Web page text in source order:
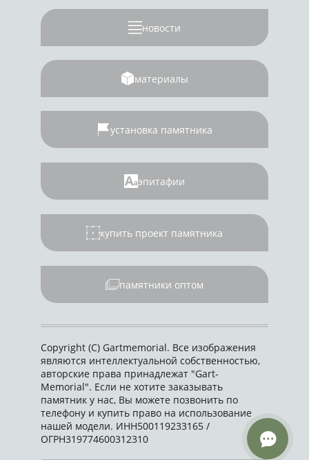
новости
материалы
установка памятника
эпитафии
купить проект памятника
памятники оптом
Copyright (C) Gartmemorial. Все изображения
являются интеллектуальной собственностью,
авторские права принадлежат "Gart-
Memorial". Если не хотите заказывать
памятник у нас, Вы можете позвонить по
телефону и купить право на использование
нашей модели. ИНН500119233165 /
ОГРН319774600312310